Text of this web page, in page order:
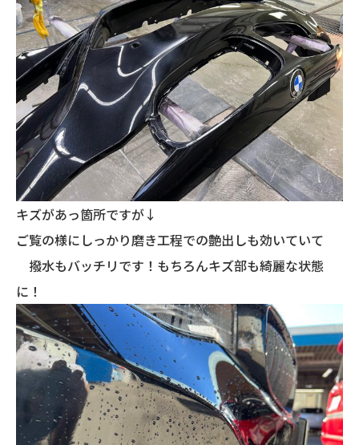
キズがあっ箇所ですが↓
ご覧の様にしっかり磨き工程での艶出しも効いていて
撥水もバッチリです！もちろんキズ部も綺麗な状態
に！